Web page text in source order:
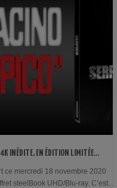
4K INÉDITE, EN ÉDITION LIMITÉE
ce mercredi 18 novembre 2020
steelBook UHD/Blu-ray. C’est...